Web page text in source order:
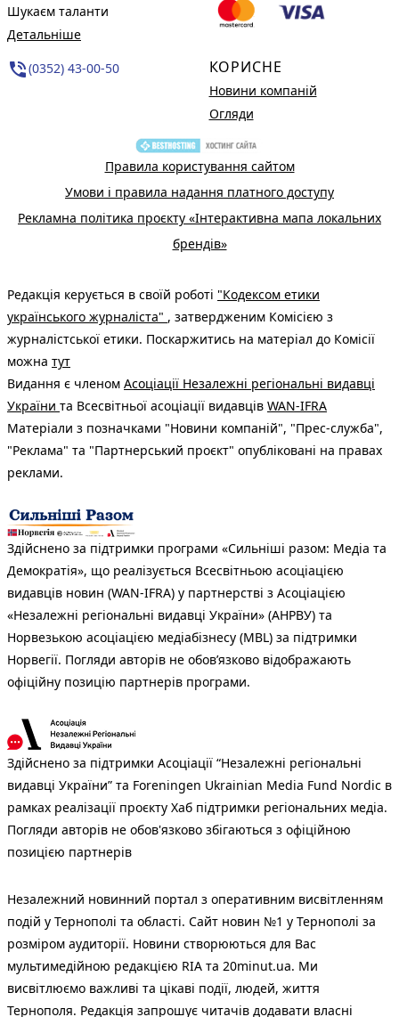
Шукаєм таланти
Детальніше
phone_in_talk(0352) 43-00-50 КОРИСНЕ
Новини компаній
Огляди
Правила користування сайтом
Умови і правила надання платного доступу
Рекламна політика проєкту «Інтерактивна мапа локальних
брендів»
Редакція керується в своїй роботі "Кодексом етики
українського журналіста" , затвердженим Комісією з
журналістської етики. Поскаржитись на матеріал до Комісії
можна тут
Видання є членом Асоціації Незалежні регіональні видавці
України та Всесвітньої асоціації видавців WAN-IFRA
Матеріали з позначками "Новини компаній", "Прес-служба",
"Реклама" та "Партнерський проєкт" опубліковані на правах
реклами.
Здійснено за підтримки програми «Сильніші разом: Медіа та
Демократія», що реалізується Всесвітньою асоціацією
видавців новин (WAN-IFRA) у партнерстві з Асоціацією
«Незалежні регіональні видавці України» (АНРВУ) та
Норвезькою асоціацією медіабізнесу (MBL) за підтримки
Норвегії. Погляди авторів не обов’язково відображають
офіційну позицію партнерів програми.
Здійснено за підтримки Асоціації “Незалежні регіональні
видавці України” та Foreningen Ukrainian Media Fund Nordic в
рамках реалізації проєкту Хаб підтримки регіональних медіа.
Погляди авторів не обов'язково збігаються з офіційною
позицією партнерів
Незалежний новинний портал з оперативним висвітленням
подій у Тернополі та області. Сайт новин №1 у Тернополі за
розміром аудиторії. Новини створюються для Вас
мультимедійною редакцією RIA та 20minut.ua. Ми
висвітлюємо важливі та цікаві події, людей, життя
Тернополя. Редакція запрошує читачів додавати власні